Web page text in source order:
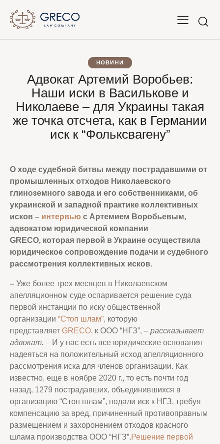
НОВИНИ
Адвокат Артемий Воробьев:
Наши иски в Василькове и
Николаеве – для Украины такая
же точка отсчета, как в Германии
иск к “Фольксвагену”
О ходе судебной битвы между пострадавшими от
промышленных отходов Николаевского
глиноземного завода и его собственниками, об
украинской и западной практике коллективных
исков – интервью с Артемием Воробьевым,
адвокатом юридической компании
GRECO, которая первой в Украине осуществила
юридическое сопровождение подачи и судебного
рассмотрения коллективных исков.
– Уже более трех месяцев в Николаевском
апелляционном суде оспаривается решение суда
первой инстанции по иску общественной
организации “Стоп шлам”, которую
представляет GRECO, к ООО “НГЗ”, – рассказывает
адвокат. – И у нас есть все юридические основания
надеяться на положительный исход апелляционного
рассмотрения иска для членов организации. Как
известно, еще в ноябре 2020 г., то есть почти год
назад, 1279 пострадавших, объединившихся в
организацию “Стоп шлам”, подали иск к НГЗ, требуя
компенсацию за вред, причиненный противоправным
размещением и захоронением отходов красного
шлама производства ООО “НГЗ”.Решение первой